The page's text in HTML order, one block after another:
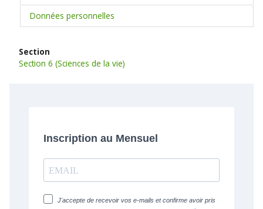
Données personnelles
Section
Section 6 (Sciences de la vie)